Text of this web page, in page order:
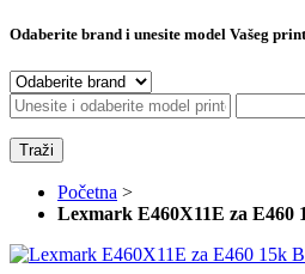
Odaberite brand i unesite model Vašeg
Traži
Početna >
Lexmark E460X11E za E460